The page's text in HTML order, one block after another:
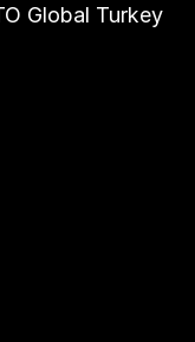
Global Turkey